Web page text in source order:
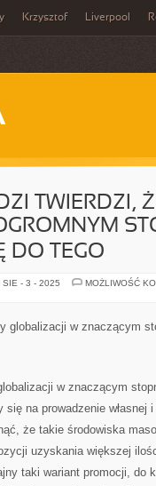
Krzysztof Liverpool
TWIERDZI,
DO TEGO
SIE - 3 - 2025
MOŻLIWOŚĆ
globalizacji w znaczącym
w znaczącym
na prowadzenie własnej
że takie środowiska
uzyskania większej
taki wariant promocji, do